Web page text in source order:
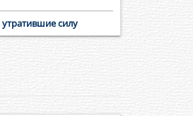
силу